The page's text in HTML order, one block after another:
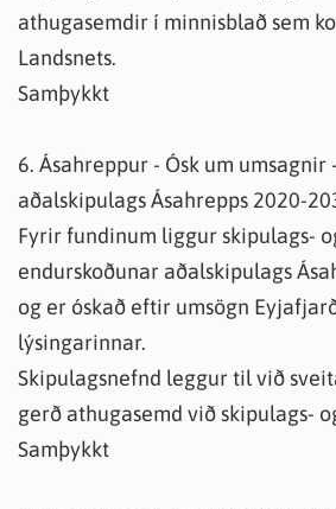
athugasemdir í minnisblað sem
Landsnets.
Samþykkt
6. Ásahreppur - Ósk um umsagnir
aðalskipulags Ásahrepps 2020-
Fyrir fundinum liggur skipulags-
endurskoðunar aðalskipulags
og er óskað eftir umsögn
lýsingarinnar.
Skipulagsnefnd leggur til við
gerð athugasemd við skipulags-
Samþykkt